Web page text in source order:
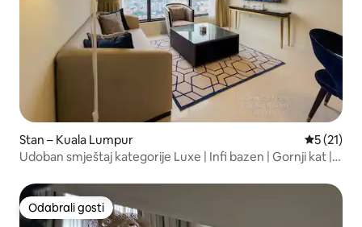
Stan – Kuala Lumpur Prosječna
5 (21)
Udoban smještaj kategorije Luxe | Infi bazen | Gornji kat |
Odabrali gosti
Odabrali gosti